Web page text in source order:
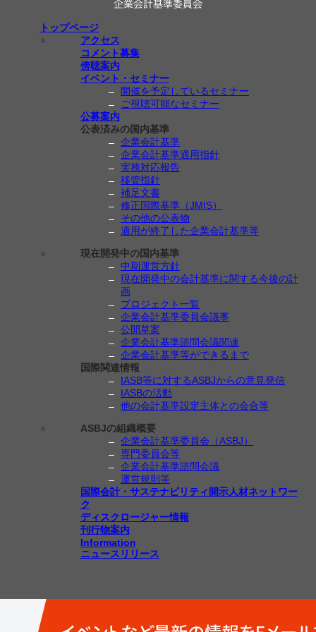
トップページ
アクセス
コメント募集
傍聴案内
イベント・セミナー
開催を予定しているセミナー
ご視聴可能なセミナー
公募案内
公表済みの国内基準
企業会計基準
企業会計基準適用指針
実務対応報告
移管指針
補足文書
修正国際基準（JMIS）
その他の公表物
適用が終了した企業会計基準等
現在開発中の国内基準
中期運営方針
現在開発中の会計基準に関する今後の計
画
プロジェクト一覧
企業会計基準委員会議事
公開草案
企業会計基準諮問会議関連
企業会計基準等ができるまで
国際関連情報
IASB等に対するASBJからの意見発信
IASBの活動
他の会計基準設定主体との会合等
ASBJの組織概要
企業会計基準委員会（ASBJ）
専門委員会等
企業会計基準諮問会議
運営規則等
国際会計・サステナビリティ開示人材ネットワー
ク
ディスクロージャー情報
刊行物案内
Information
ニュースリリース